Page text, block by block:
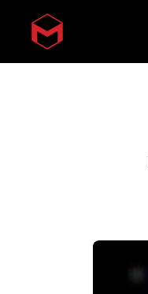
Skip to main content